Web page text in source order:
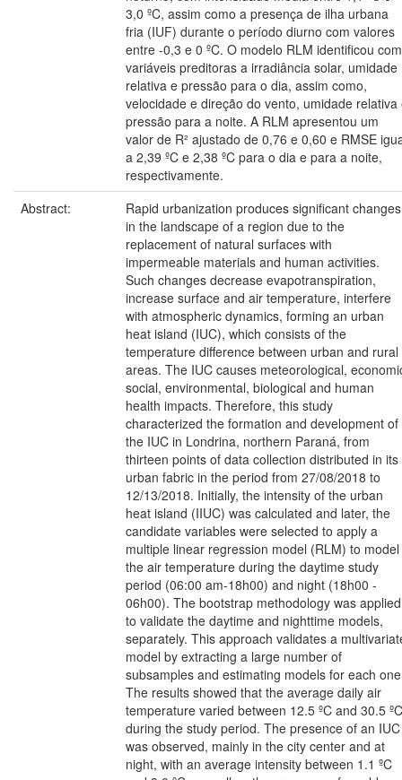
3,0 ºC, assim como a presença de ilha urbana
fria (IUF) durante o período diurno com valores
entre -0,3 e 0 ºC. O modelo RLM identificou
variáveis preditoras a irradiância solar, umidade
relativa e pressão para o dia, assim como,
velocidade e direção do vento, umidade relativa
pressão para a noite. A RLM apresentou um
valor de R² ajustado de 0,76 e 0,60 e RMSE
a 2,39 ºC e 2,38 ºC para o dia e para a noite,
respectivamente.
Abstract:
Rapid urbanization produces significant changes
in the landscape of a region due to the
replacement of natural surfaces with
impermeable materials and human activities.
Such changes decrease evapotranspiration,
increase surface and air temperature, interfere
with atmospheric dynamics, forming an urban
heat island (IUC), which consists of the
temperature difference between urban and rural
areas. The IUC causes meteorological,
social, environmental, biological and human
health impacts. Therefore, this study
characterized the formation and development of
the IUC in Londrina, northern Paraná, from
thirteen points of data collection distributed in its
urban fabric in the period from 27/08/2018 to
12/13/2018. Initially, the intensity of the urban
heat island (IIUC) was calculated and later, the
candidate variables were selected to apply a
multiple linear regression model (RLM) to model
the air temperature during the daytime study
period (06:00 am-18h00) and night (18h00 -
06h00). The bootstrap methodology was applied
to validate the daytime and nighttime models,
separately. This approach validates a
model by extracting a large number of
subsamples and estimating models for each
The results showed that the average daily air
temperature varied between 12.5 ºC and 30.5 ºC
during the study period. The presence of an IUC
was observed, mainly in the city center and at
night, with an average intensity between 1.1 ºC